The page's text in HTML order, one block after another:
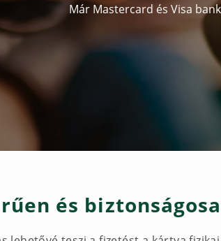
Már Mastercard és Visa
és